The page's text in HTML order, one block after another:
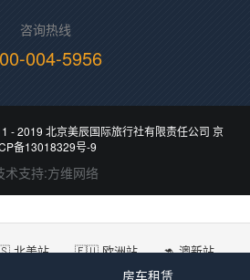
房车租赁
咨询热线
004-5956
- 2019 北京美辰国际旅行社有限责任公司 京
备13018329号-9
术支持:方维网络
北美站 🇪🇺 欧洲站
🦘 澳新站